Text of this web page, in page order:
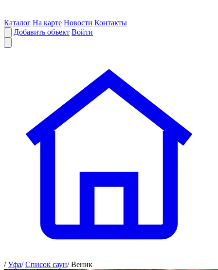
Каталог На карте Новости Контакты
Добавить объект Войти
/ Уфа/ Список саун/ Веник